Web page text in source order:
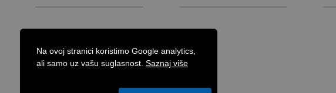
Na ovoj stranici koristimo Google analytics,
ali samo uz vašu suglasnost. Saznaj više